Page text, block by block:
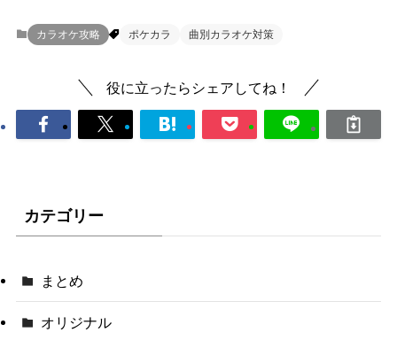
カラオケ攻略 ポケカラ 曲別カラオケ対策
役に立ったらシェアしてね！
カテゴリー
まとめ
オリジナル